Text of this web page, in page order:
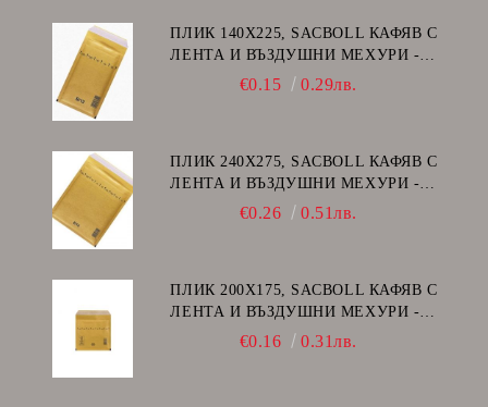
ПЛИК 140Х225, SACBOLL КАФЯВ С
ЛЕНТА И ВЪЗДУШНИ МЕХУРИ -
€0.15 0.29лв.
ПЛИК 240Х275, SACBOLL КАФЯВ С
ЛЕНТА И ВЪЗДУШНИ МЕХУРИ -
€0.26 0.51лв.
ПЛИК 200Х175, SACBOLL КАФЯВ С
ЛЕНТА И ВЪЗДУШНИ МЕХУРИ -
€0.16 0.31лв.